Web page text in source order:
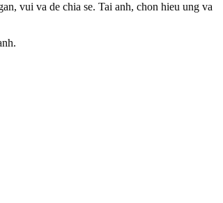
vui va de chia se. Tai anh, chon hieu ung va